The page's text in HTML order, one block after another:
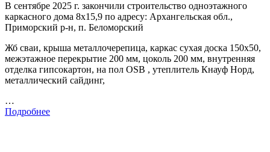
В сентябре 2025 г. закончили строительство одноэтажного
каркасного дома 8х15,9 по адресу: Архангельская обл.,
Приморский р-н, п. Беломорский
Жб сваи, крыша металлочерепица, каркас сухая доска 150х50,
межэтажное перекрытие 200 мм, цоколь 200 мм, внутренняя
отделка гипсокартон, на пол OSB , утеплитель Кнауф Норд,
металлический сайдинг,
…
Подробнее